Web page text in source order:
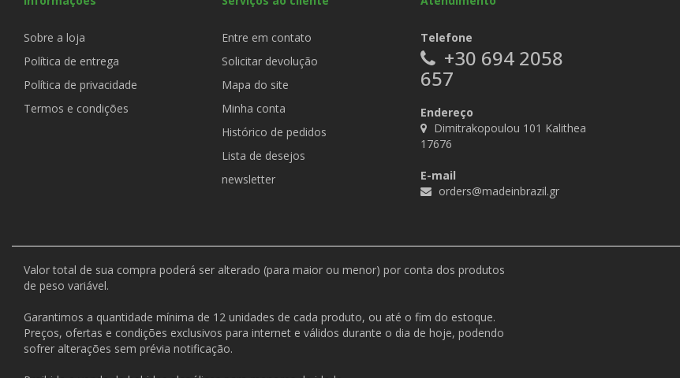
Sobre a loja
Política de entrega
Política de privacidade
Termos e condições
Entre em contato
Solicitar devolução
Mapa do site
Minha conta
Histórico de pedidos
Lista de desejos
newsletter
Telefone
+30 694 2058
657
Endereço
Dimitrakopoulou 101 Kalithea
17676
E-mail
orders@madeinbrazil.gr
Valor total de sua compra poderá ser alterado (para maior ou menor) por conta dos produtos
de peso variável.
Garantimos a quantidade mínima de 12 unidades de cada produto, ou até o fim do estoque.
Preços, ofertas e condições exclusivos para internet e válidos durante o dia de hoje, podendo
sofrer alterações sem prévia notificação.